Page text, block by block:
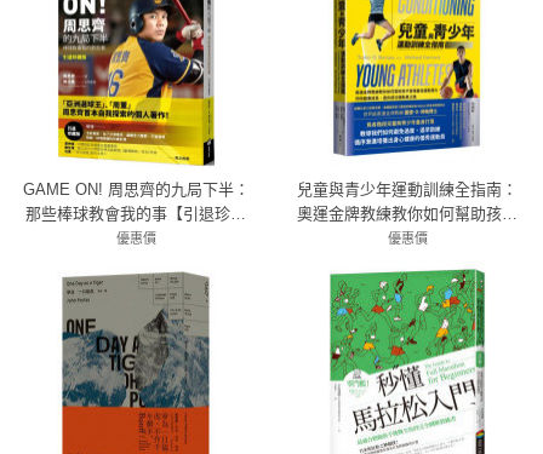
GAME ON! 周思齊的九局下半：
那些棒球教會我的事【引退珍藏
版】
優惠價
兒童與青少年運動訓練全指南：
奧運金牌教練教你如何幫助孩子
發揮最佳運動潛力，同時健康成
優惠價